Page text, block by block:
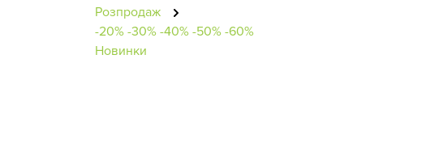
Розпродаж
-20%-30%-40%-50%-60%
Новинки